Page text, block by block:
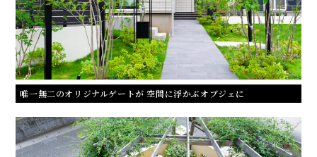
唯一無二のオリジナルゲートが 空間に浮かぶオブジェに